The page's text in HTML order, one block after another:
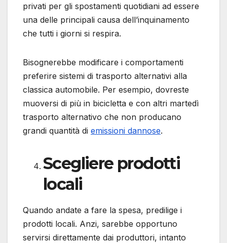
privati per gli spostamenti quotidiani ad essere
una delle principali causa dell’inquinamento
che tutti i giorni si respira.
Bisognerebbe modificare i comportamenti
preferire sistemi di trasporto alternativi alla
classica automobile. Per esempio, dovreste
muoversi di più in bicicletta e con altri martedì
trasporto alternativo che non producano
grandi quantità di emissioni dannose.
Scegliere prodotti
locali
Quando andate a fare la spesa, predilige i
prodotti locali. Anzi, sarebbe opportuno
servirsi direttamente dai produttori, intanto